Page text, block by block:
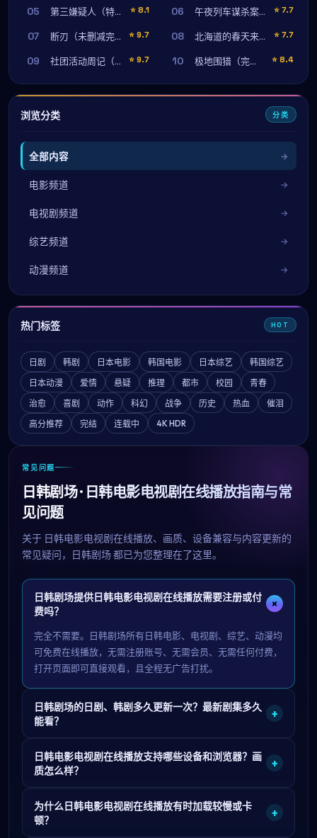
05 第三嫌疑人（特别篇） ⭐ 8.1 06 午夜列车谋杀案（特别篇） ⭐ 7.7
07 断刃（未删减完整版） ⭐ 9.7 08 北海道的春天来得很慢 ⭐ 7.7
09 社团活动周记（导演剪辑版） ⭐ 9.7 10 极地围猎（完结篇） ⭐ 8.4
浏览分类 分类
全部内容
电影频道
电视剧频道
综艺频道
动漫频道
热门标签 HOT
日剧 韩剧 日本电影 韩国电影 日本综艺
韩国综艺
日本动漫
爱情 悬疑 推理 都市 校园
青春
治愈
喜剧 动作 科幻 战争 历史 热血
催泪
高分推荐
完结 连载中 4K HDR
常见问题
日韩剧场 · 日韩电影电视剧在线播放指南与常
见问题
关于 日韩电影电视剧在线播放、画质、设备兼容与内容更新的
常见疑问，
日韩剧场 都已为您整理在了这里。
日韩剧场提供日韩电影电视剧在线播放需要注册或付
费吗？
+
完全不需要。日韩剧场所有日韩电影、电视剧、综艺、动漫均
可免费在线播放，无需注册账号、无需会员、无需任何付费，
打开页面即可直接观看，且全程无广告打扰。
日韩剧场的日剧、韩剧多久更新一次？最新剧集多久
能看？
+
日韩电影电视剧在线播放支持哪些设备和浏览器？画
质怎么样？
+
为什么日韩电影电视剧在线播放有时加载较慢或卡
顿？
+